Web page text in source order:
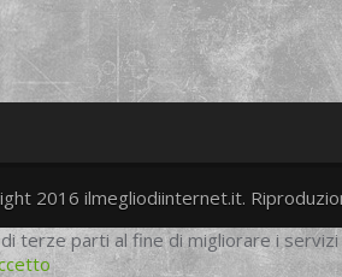
2016 ilmegliodiinternet.it.
terze parti al fine di migliorare i